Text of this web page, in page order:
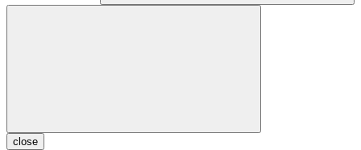
close